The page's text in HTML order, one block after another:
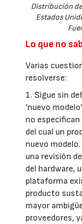
Distribución
Estados
Lo que no
Varias
resolverse:
1. Sigue sin
‘nuevo
no
del cual un
nuevo
una revisión
del hardware,
plataforma
producto
mayor
proveedores,